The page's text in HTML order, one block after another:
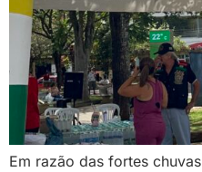
Em razão das fortes